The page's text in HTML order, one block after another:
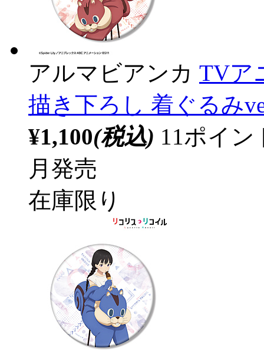
アルマビアンカ TVア
描き下ろし 着ぐるみ
¥1,100(税込) 11ポイ
月発売
在庫限り